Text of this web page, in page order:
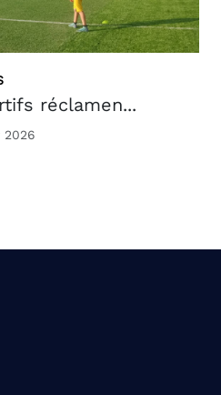
réclamen...
2026